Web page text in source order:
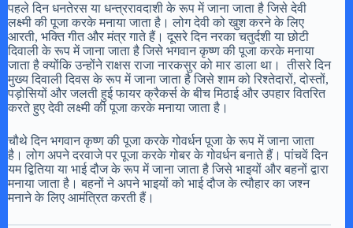
पहले दिन धनतेरस या धन्त्ररावदाशी के रूप में जाना जाता है जिसे देवी
लक्ष्मी की पूजा करके मनाया जाता है। लोग देवी को खुश करने के लिए
आरती, भक्ति गीत और मंत्र गाते हैं। दूसरे दिन नरका चतुर्दशी या छोटी
दिवाली के रूप में जाना जाता है जिसे भगवान कृष्ण की पूजा करके मनाया
जाता है क्योंकि उन्होंने राक्षस राजा नारकसुर को मार डाला था। तीसरे दिन
मुख्य दिवाली दिवस के रूप में जाना जाता है जिसे शाम को रिश्तेदारों, दोस्तों,
पड़ोसियों और जलती हुई फायर क्रैकर्स के बीच मिठाई और उपहार वितरित
करते हुए देवी लक्ष्मी की पूजा करके मनाया जाता है।
चौथे दिन भगवान कृष्ण की पूजा करके गोवर्धन पूजा के रूप में जाना जाता
है। लोग अपने दरवाजे पर पूजा करके गोबर के गोवर्धन बनाते हैं। पांचवें दिन
यम द्वितिया या भाई दौज के रूप में जाना जाता है जिसे भाइयों और बहनों द्वारा
मनाया जाता है। बहनों ने अपने भाइयों को भाई दौज के त्यौहार का जश्न
मनाने के लिए आमंत्रित करती हैं।